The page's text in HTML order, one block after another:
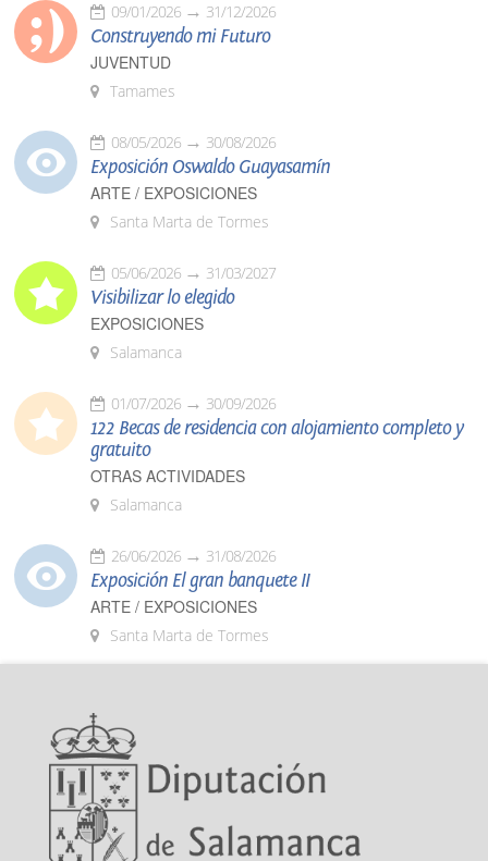
09/01/2026 31/12/2026
Construyendo mi Futuro
JUVENTUD
Tamames
08/05/2026 30/08/2026
Exposición Oswaldo Guayasamín
ARTE / EXPOSICIONES
Santa Marta de Tormes
05/06/2026 31/03/2027
Visibilizar lo elegido
EXPOSICIONES
Salamanca
01/07/2026 30/09/2026
122 Becas de residencia con alojamiento completo y
gratuito
OTRAS ACTIVIDADES
Salamanca
26/06/2026 31/08/2026
Exposición El gran banquete II
ARTE / EXPOSICIONES
Santa Marta de Tormes